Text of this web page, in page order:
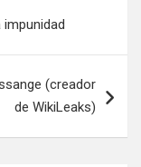
impunidad
(creador
de WikiLeaks)